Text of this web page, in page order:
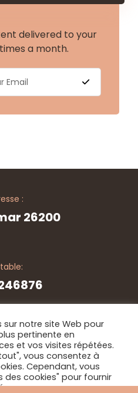
delivered to your
a month.
:
26200
droits sont réservés - par
sur notre site Web pour
pertinente en
et vos visites répétées.
vous consentez à
Cependant, vous
des cookies" pour fournir